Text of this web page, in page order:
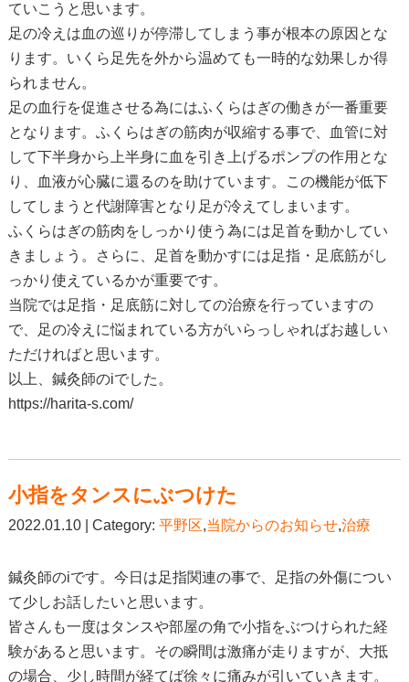
ていこうと思います。
足の冷えは血の巡りが停滞してしまう事が根本の原因とな
ります。いくら足先を外から温めても一時的な効果しか得
られません。
足の血行を促進させる為にはふくらはぎの働きが一番重要
となります。ふくらはぎの筋肉が収縮する事で、血管に対
して下半身から上半身に血を引き上げるポンプの作用とな
り、血液が心臓に還るのを助けています。この機能が低下
してしまうと代謝障害となり足が冷えてしまいます。
ふくらはぎの筋肉をしっかり使う為には足首を動かしてい
きましょう。さらに、足首を動かすには足指・足底筋がし
っかり使えているかが重要です。
当院では足指・足底筋に対しての治療を行っていますの
で、足の冷えに悩まれている方がいらっしゃればお越しい
ただければと思います。
以上、鍼灸師のiでした。
https://harita-s.com/
小指をタンスにぶつけた
2022.01.10 | Category: 平野区,当院からのお知らせ,治療
鍼灸師のiです。今日は足指関連の事で、足指の外傷につい
て少しお話したいと思います。
皆さんも一度はタンスや部屋の角で小指をぶつけられた経
験があると思います。その瞬間は激痛が走りますが、大抵
の場合、少し時間が経てば徐々に痛みが引いていきます。